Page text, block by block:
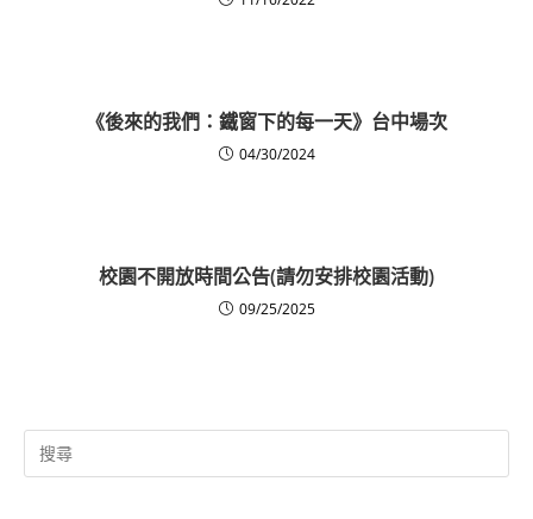
《後來的我們：鐵窗下的每一天》台中場次
04/30/2024
校園不開放時間公告(請勿安排校園活動)
09/25/2025
Search
for: